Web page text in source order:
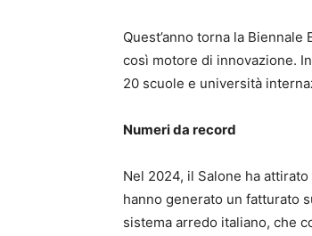
Quest’anno torna la
così motore di innovazione.
20 scuole e università
Numeri da record
Nel 2024, il Salone ha
hanno generato un fatturato
sistema arredo italiano, che